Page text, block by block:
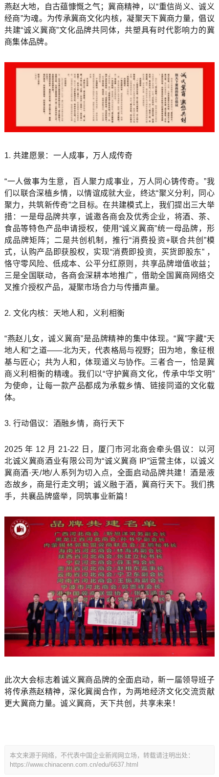
燕赵大地，自古蕴慷慨之气；冀商精神，以“重信尚义、诚义
经商”为魂。为传承冀商文化内核，凝聚天下冀商力量，倡议
共建“诚义冀商”文化品牌共同体，共塑具有时代影响力的冀
商集体品牌。
1. 共建愿景：一人成事，万人成传奇
“一人做事为生意，百人聚力成事业，万人同心铸传奇。”我
们以联合深植乡情，以情谊成就大业，终达“聚义分利，同心
聚力，共筑新传奇”之目标。在共建模式上，我们提出三大举
措：一是母品牌共享，诚邀各商会及优秀企业，将酒、茶、
食品等特色产品申请授权，使用“诚义冀商”统一母品牌，形
成品牌矩阵；二是共创机制，推行“消费投资+联合共创”模
式，认购产品即获股权，实现“消费即投资，买货即股东” ，
恪守零风险、低成本、公平分红原则，共享品牌增值收益；
三是全国联动，各商会深耕本地推广，借助全国冀商网络交
叉推介授权产品，凝聚市场合力与传播声量。
2. 文化内核：天地人和，义利相衡
“燕赵儿女，诚义冀商”是品牌精神的集中体现。“冀”字藏“天
地人和”之道——北为天，代表格局与视野；田为地，象征根
基与匠心；共为人和，体现道义与协作。三者合一，恰是冀
商义利相衡的精魂。我们以“守护冀商文化，传承中华文明”
为使命，让每一款产品都成为承载乡情、链接同道的文化载
体。
3. 行动倡议：酒融乡情，商行天下
2025 年 12 月 21-22 日，厦门市河北商会牵头倡议：以河
北诚义冀商酒业有限公司为“诚义冀商 IP”运营主体，以诚义
冀商酒·天/地/人系列为切入点，全面启动品牌共建！酒是液
态故乡，商是行走文明；诚义融于酒，冀商行天下。我们携
手，共襄品牌盛举，同筑事业新篇！
此次大会标志着诚义冀商品牌的全面启动，新一届领导班子
将传承燕赵精神，深化冀闽合作，为两地经济文化交流贡献
更大冀商力量。诚义冀商，天下共创，共享未来！
本文来源于网络，不代表中国企业新闻网立场，转载请注明出处：
https://www.chinacenn.com.cn/edu/6637.html